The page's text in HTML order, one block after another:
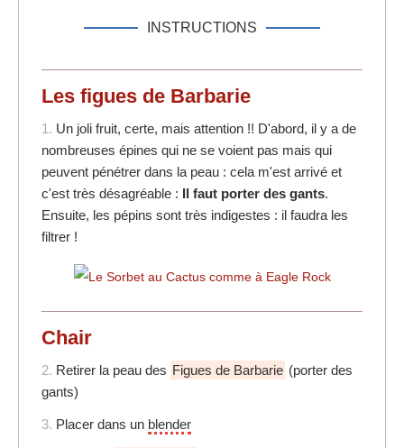
INSTRUCTIONS
Les figues de Barbarie
1. Un joli fruit, certe, mais attention !! D'abord, il y a de
nombreuses épines qui ne se voient pas mais qui
peuvent pénétrer dans la peau : cela m'est arrivé et
c'est très désagréable : Il faut porter des gants.
Ensuite, les pépins sont très indigestes : il faudra les
filtrer !
Chair
2. Retirer la peau des Figues de Barbarie (porter des
gants)
3. Placer dans un blender